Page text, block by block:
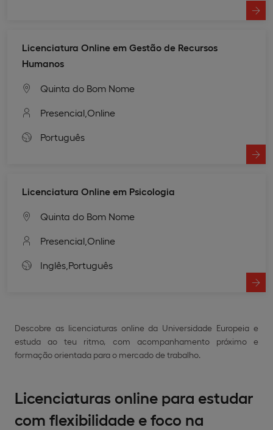
Licenciatura Online em Gestão de Recursos
Humanos
Quinta do Bom Nome
Presencial, Online
Português
Licenciatura Online em Psicologia
Quinta do Bom Nome
Presencial, Online
Inglês, Português
Descobre as licenciaturas online da Universidade Europeia e
estuda ao teu ritmo, com acompanhamento próximo e
formação orientada para o mercado de trabalho.
Licenciaturas online para estudar
com flexibilidade e foco na